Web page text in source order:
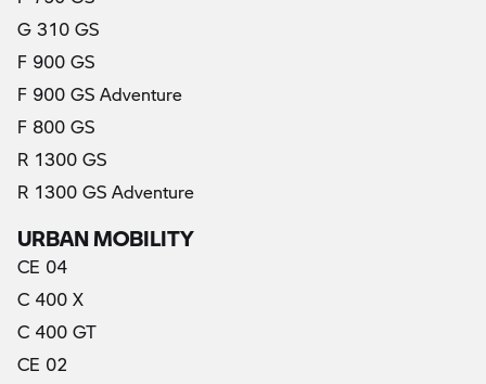
G 310 GS
F 900 GS
F 900 GS Adventure
F 800 GS
R 1300 GS
R 1300 GS Adventure
URBAN MOBILITY
CE 04
C 400 X
C 400 GT
CE 02